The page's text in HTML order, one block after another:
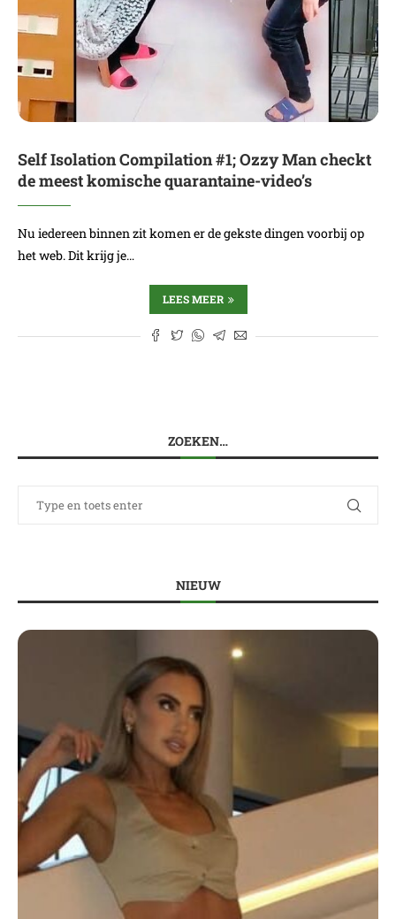
Self Isolation Compilation #1; Ozzy Man checkt
de meest komische quarantaine-video’s
Nu iedereen binnen zit komen er de gekste dingen voorbij op
het web. Dit krijg je…
LEES MEER
ZOEKEN…
NIEUW